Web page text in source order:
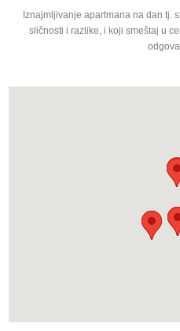
Iznajmljivanje apartmana na dan tj.
sličnosti i razlike, i koji smeštaj u